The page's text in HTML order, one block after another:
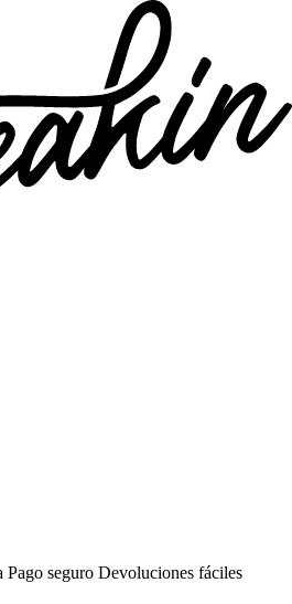
Pago seguro Devoluciones fáciles